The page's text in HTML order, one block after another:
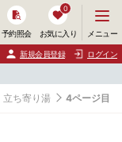
予約照会 お気に入り
0
ニ
ュ
ー
開
く
メニュー
新規会員登録 ログイン
立ち寄り湯 4ページ目